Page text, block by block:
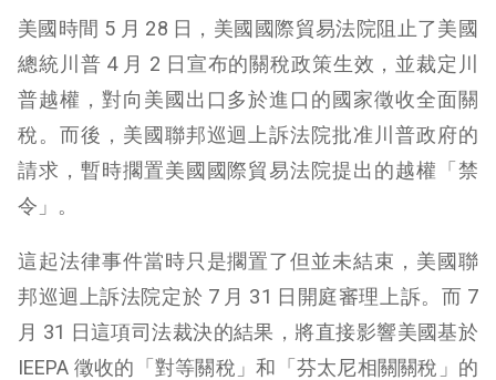
美國時間 5 月 28 日，美國國際貿易法院阻止了美國
總統川普 4 月 2 日宣布的關稅政策生效，並裁定川
普越權，對向美國出口多於進口的國家徵收全面關
稅。而後，美國聯邦巡迴上訴法院批准川普政府的
請求，暫時擱置美國國際貿易法院提出的越權「禁
令」。
這起法律事件當時只是擱置了但並未結束，美國聯
邦巡迴上訴法院定於 7 月 31 日開庭審理上訴。而 7
月 31 日這項司法裁決的結果，將直接影響美國基於
IEEPA 徵收的「對等關稅」和「芬太尼相關關稅」的